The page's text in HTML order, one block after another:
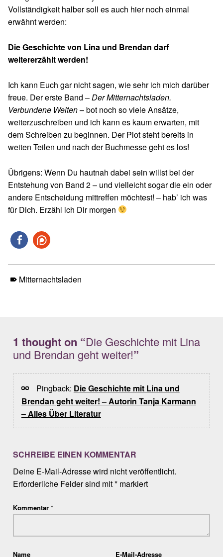
Vollständigkeit halber soll es auch hier noch einmal
erwähnt werden:
Die Geschichte von Lina und Brendan darf
weitererzählt werden!
Ich kann Euch gar nicht sagen, wie sehr ich mich darüber
freue. Der erste Band –Der Mitternachtsladen.
Verbundene Welten– bot noch so viele Ansätze,
weiterzuschreiben und ich kann es kaum erwarten, mit
dem Schreiben zu beginnen. Der Plot steht bereits in
weiten Teilen und nach der Buchmesse geht es los!
Übrigens: Wenn Du hautnah dabei sein willst bei der
Entstehung von Band 2 – und vielleicht sogar die ein oder
andere Entscheidung mittreffen möchtest! – hab’ ich was
für Dich. Erzähl ich Dir morgen
Mitternachtsladen
1 thought on “Die Geschichte mit Lina
und Brendan geht weiter!”
Pingback: Die Geschichte mit Lina und
Brendan geht weiter! – Autorin Tanja Karmann
– Alles Über Literatur
SCHREIBE EINEN KOMMENTAR
Deine E-Mail-Adresse wird nicht veröffentlicht.
Erforderliche Felder sind mit*markiert
Kommentar *
Name E-Mail-Adresse